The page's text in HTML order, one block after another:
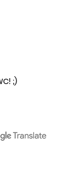
;)